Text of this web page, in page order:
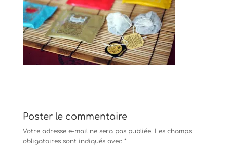
Poster le commentaire
Votre adresse e-mail ne sera pas publiée. Les champs
obligatoires sont indiqués avec *